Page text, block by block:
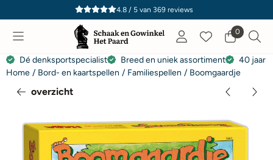
Cookievoorkeuren zijn momenteel gesloten.
4.8 / 5van 369reviews
0
Dé denksportspecialist Breed en uniek assortiment
40 jaar
Home / Bord- en kaartspellen / Familiespellen / Boomgaardje
overzicht